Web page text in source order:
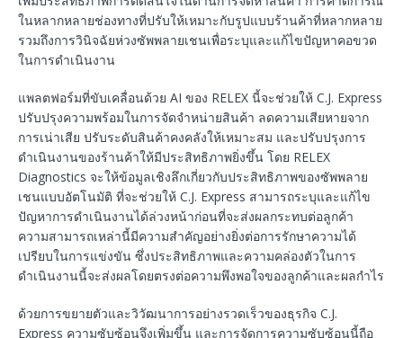
ในหลากหลายช่องทางที่ปรับให้เหมาะกับรูปแบบร้านค้าที่หลากหลาย
รวมถึงการวินิจฉัยห่วงซัพพลายเชนเพื่อระบุและแก้ไขปัญหาคอขวด
ในการดำเนินงาน
แพลตฟอร์มที่ขับเคลื่อนด้วย AI ของ RELEX นี้จะช่วยให้ C.J. Express
ปรับปรุงความพร้อมในการจัดจำหน่ายสินค้า ลดความเสียหายจาก
การเน่าเสีย ปรับระดับสินค้าคงคลังให้เหมาะสม และปรับปรุงการ
ดำเนินงานของร้านค้าให้มีประสิทธิภาพยิ่งขึ้น โดย RELEX
Diagnostics จะให้ข้อมูลเชิงลึกเกี่ยวกับประสิทธิภาพของซัพพลาย
เชนแบบอัตโนมัติ ที่จะช่วยให้ C.J. Express สามารถระบุและแก้ไข
ปัญหาการดำเนินงานได้ล่วงหน้าก่อนที่จะส่งผลกระทบต่อลูกค้า
ความสามารถเหล่านี้มีความสำคัญอย่างยิ่งต่อการรักษาความได้
เปรียบในการแข่งขัน ซึ่งประสิทธิภาพและความคล่องตัวในการ
ดำเนินงานนี้จะส่งผลโดยตรงต่อความพึงพอใจของลูกค้าและผลกำไร
ด้วยการขยายตัวและวิวัฒนาการอย่างรวดเร็วของธุรกิจ C.J.
Express ความซับซ้อนจึงเพิ่มขึ้น และการจัดการความซับซ้อนนี้ถือ